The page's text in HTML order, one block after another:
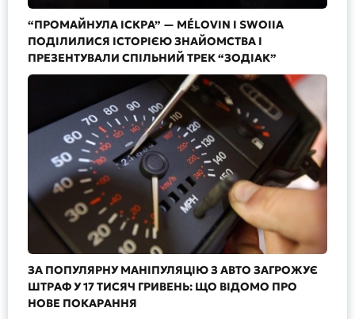
“ПРОМАЙНУЛА ІСКРА” — MÉLOVIN І SWOIIA
ПОДІЛИЛИСЯ ІСТОРІЄЮ ЗНАЙОМСТВА І
ПРЕЗЕНТУВАЛИ СПІЛЬНИЙ ТРЕК “ЗОДІАК”
ЗА ПОПУЛЯРНУ МАНІПУЛЯЦІЮ З АВТО ЗАГРОЖУЄ
ШТРАФ У 17 ТИСЯЧ ГРИВЕНЬ: ЩО ВІДОМО ПРО
НОВЕ ПОКАРАННЯ